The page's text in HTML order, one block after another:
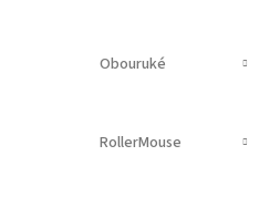
Obouruké
RollerMouse